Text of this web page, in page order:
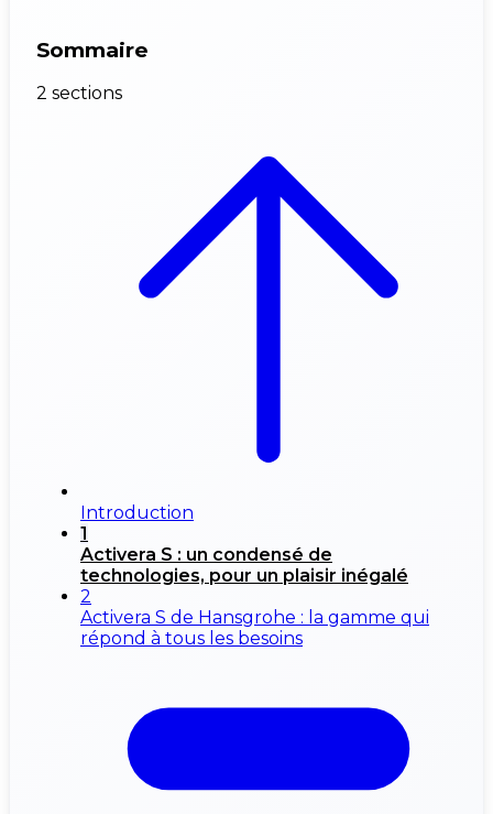
Sommaire
2 sections
Introduction
1
Activera S : un condensé de
technologies, pour un plaisir inégalé
2
Activera S de Hansgrohe : la gamme qui
répond à tous les besoins